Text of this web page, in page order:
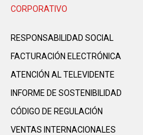
CORPORATIVO
RESPONSABILIDAD SOCIAL
FACTURACIÓN ELECTRÓNICA
ATENCIÓN AL TELEVIDENTE
INFORME DE SOSTENIBILIDAD
CÓDIGO DE REGULACIÓN
VENTAS INTERNACIONALES